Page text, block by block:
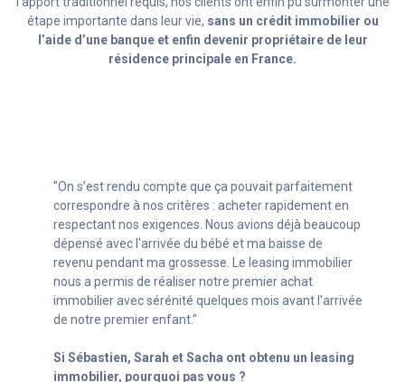
étape importante dans leur vie, sans un crédit immobilier ou
l’aide d’une banque et enfin devenir propriétaire de leur
résidence principale en France.
"Avec mon statut d’indépendant (autoentrepreneur)
c’était compliqué de trouver un crédit. Grâce aux
conseillers de la société de leasing immobilier, je n’ai
pas eu à repousser mon projet immobilier et enfin pu
avoir mon chez moi, sans avoir à renoncer à mon
entreprise en croissance !"
Si Ghislain a obtenu un leasing immobilier, pourquoi